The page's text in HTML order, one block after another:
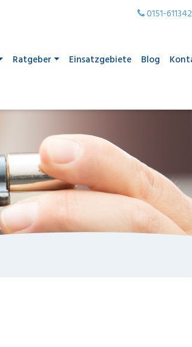
0151-
Ratgeber Einsatzgebiete Blog